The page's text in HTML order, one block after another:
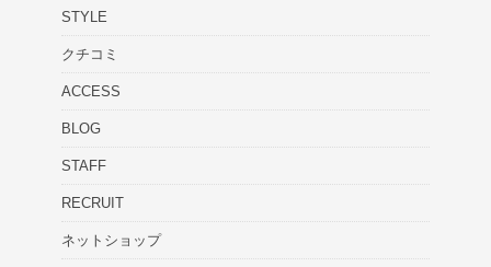
STYLE
クチコミ
ACCESS
BLOG
STAFF
RECRUIT
ネットショップ